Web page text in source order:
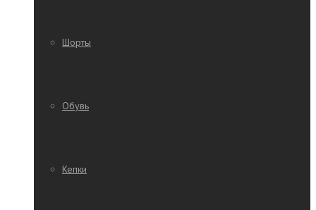
Шорты
Обувь
Кепки